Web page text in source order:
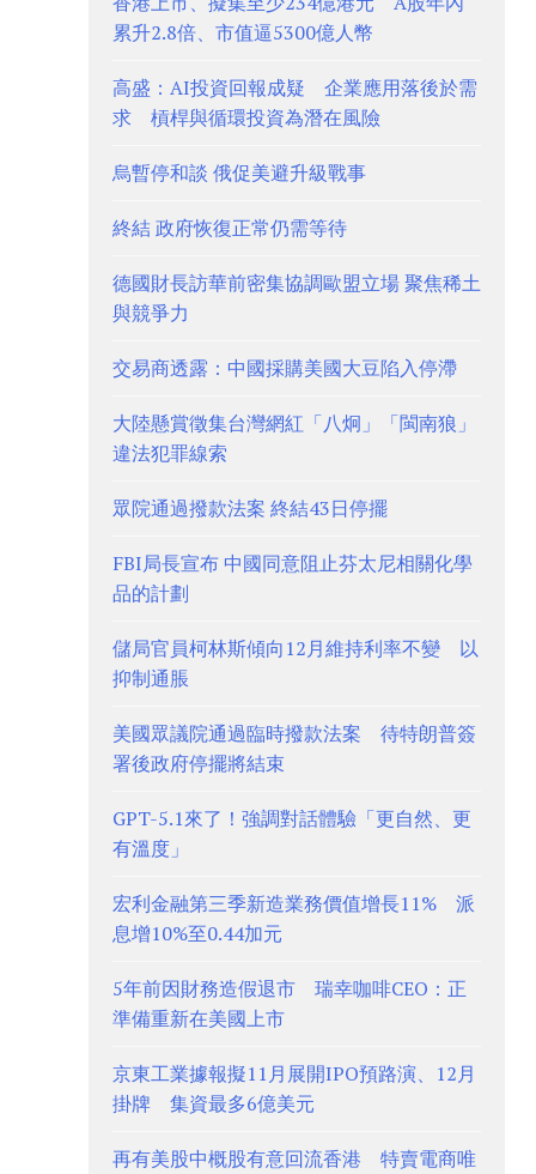
累升2.8倍、市值逼5300億人幣
高盛：AI投資回報成疑 企業應用落後於需
求 槓桿與循環投資為潛在風險
烏暫停和談 俄促美避升級戰事
終結 政府恢復正常仍需等待
德國財長訪華前密集協調歐盟立場 聚焦稀土
與競爭力
交易商透露：中國採購美國大豆陷入停滯
大陸懸賞徵集台灣網紅「八炯」「閩南狼」
違法犯罪線索
眾院通過撥款法案 終結43日停擺
FBI局長宣布 中國同意阻止芬太尼相關化學
品的計劃
儲局官員柯林斯傾向12月維持利率不變 以
抑制通脹
美國眾議院通過臨時撥款法案 待特朗普簽
署後政府停擺將結束
GPT-5.1來了！強調對話體驗「更自然、更
有溫度」
宏利金融第三季新造業務價值增長11% 派
息增10%至0.44加元
5年前因財務造假退市 瑞幸咖啡CEO：正
準備重新在美國上市
京東工業據報擬11月展開IPO預路演、12月
掛牌 集資最多6億美元
再有美股中概股有意回流香港 特賣電商唯